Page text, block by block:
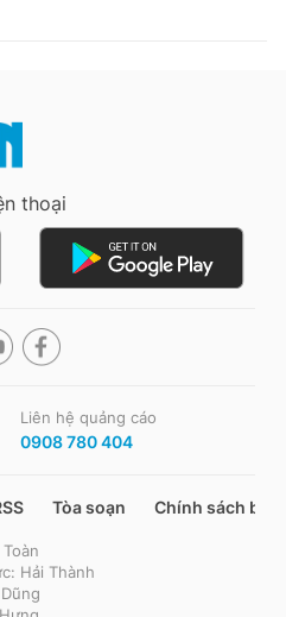
thoại
Liên hệ quảng cáo
0908 780 404
Tòa soạn Chính sách bảo
Hải Thành